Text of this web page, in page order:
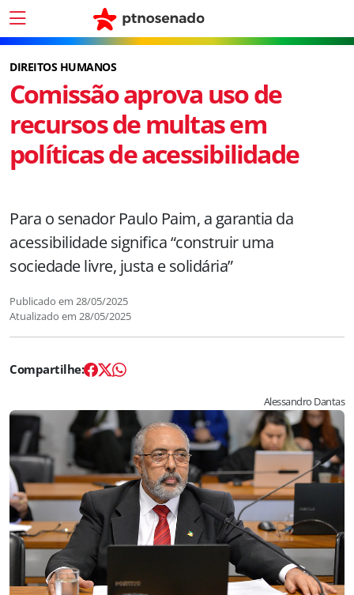
DIREITOS HUMANOS
Comissão aprova uso de
recursos de multas em
políticas de acessibilidade
Para o senador Paulo Paim, a garantia da
acessibilidade significa “construir uma
sociedade livre, justa e solidária”
Publicado em 28/05/2025
Atualizado em 28/05/2025
Alessandro Dantas